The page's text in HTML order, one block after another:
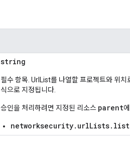
string
필수 항목. UrlList를 나열할 프로젝트와 위치
식으로 지정됩니다.
승인을 처리하려면 지정된 리소스 parent
networksecurity.urlLists.list